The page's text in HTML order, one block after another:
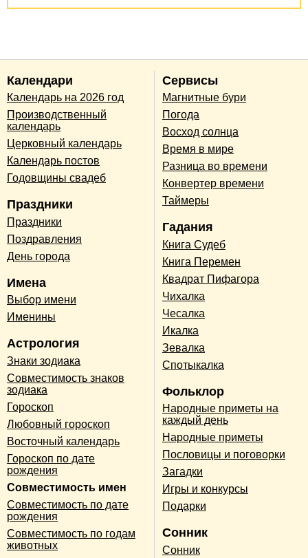
Календари
Календарь на 2026 год
Производственный
календарь
Церковный календарь
Календарь постов
Годовщины свадеб
Праздники
Праздники
Поздравления
День города
Имена
Выбор имени
Именины
Астрология
Знаки зодиака
Совместимость знаков
зодиака
Гороскоп
Любовный гороскоп
Восточный календарь
Гороскоп по дате
рождения
Совместимость имен
Совместимость по дате
рождения
Совместимость по годам
животных
Сервисы
Магнитные бури
Погода
Восход солнца
Время в мире
Разница во времени
Конвертер времени
Таймеры
Гадания
Книга Судеб
Книга Перемен
Квадрат Пифагора
Чихалка
Чесалка
Икалка
Зевалка
Спотыкалка
Фольклор
Народные приметы на
каждый день
Народные приметы
Пословицы и поговорки
Загадки
Игры и конкурсы
Подарки
Сонник
Сонник